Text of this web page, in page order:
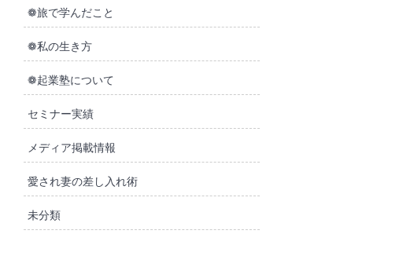
❁旅で学んだこと
❁私の生き方
❁起業塾について
セミナー実績
メディア掲載情報
愛され妻の差し入れ術
未分類